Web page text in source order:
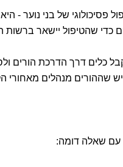
של בני נוער -
כדי שהטיפול יישאר
כלים דרך הדרכת הורים
שההורים מנהלים מאחורי
עם שאלה דומה: